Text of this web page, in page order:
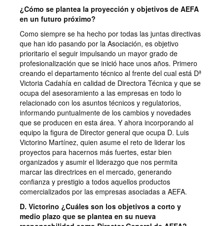
¿Cómo se plantea la proyección y objetivos de AEFA
en un futuro próximo?
Como siempre se ha hecho por todas las juntas directivas
que han ido pasando por la Asociación, es objetivo
prioritario el seguir impulsando un mayor grado de
profesionalización que se inició hace unos años. Primero
creando el departamento técnico al frente del cual está Dª
Victoria Cadahía en calidad de Directora Técnica y que se
ocupa del asesoramiento a las empresas en todo lo
relacionado con los asuntos técnicos y regulatorios,
informando puntualmente de los cambios y novedades
que se producen en esta área. Y ahora incorporando al
equipo la figura de Director general que ocupa D. Luis
Victorino Martínez, quien asume el reto de liderar los
proyectos para hacernos más fuertes, estar bien
organizados y asumir el liderazgo que nos permita
marcar las directrices en el mercado, generando
confianza y prestigio a todos aquellos productos
comercializados por las empresas asociadas a AEFA.
D. Victorino ¿Cuáles son los objetivos a corto y
medio plazo que se plantea en su nueva